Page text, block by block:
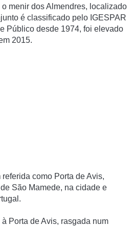
menir dos Almendres, localizado
é classificado pelo IGESPAR
Público desde 1974, foi elevado
2015.
como Porta de Avis,
São Mamede, na cidade e
Porta de Avis, rasgada num